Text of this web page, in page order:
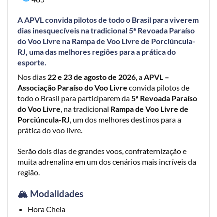
AAPVLconvida pilotos de todo o Brasil para viverem
dias inesquecíveis na tradicional5ª Revoada Paraíso
do Voo Livre na Rampa de Voo Livre de Porciúncula-
RJ, uma das melhores regiões para a prática do
esporte.
Nos dias 22 e 23 de agosto de 2026, aAPVL –
Associação Paraíso do Voo Livre convida pilotos de
todo o Brasil para participarem da5ª Revoada Paraíso
do Voo Livre, na tradicional Rampa de Voo Livre de
Porciúncula-RJ, um dos melhores destinos para a
prática do voo livre.
Serão dois dias de grandes voos, confraternização e
muita adrenalina em um dos cenários mais incríveis da
região.
🏔️ Modalidades
Hora Cheia